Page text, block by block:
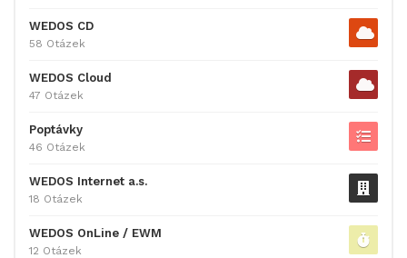
WEDOS CD
58 Otázek
WEDOS Cloud
47 Otázek
Poptávky
46 Otázek
WEDOS Internet a.s.
18 Otázek
WEDOS OnLine / EWM
12 Otázek